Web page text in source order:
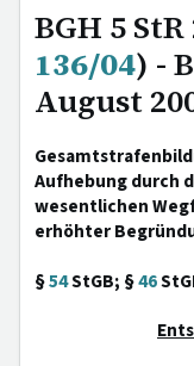
BGH 5
136/04) -
August
Aufhebung durch
wesentlichen
erhöhter
§54StGB; §46